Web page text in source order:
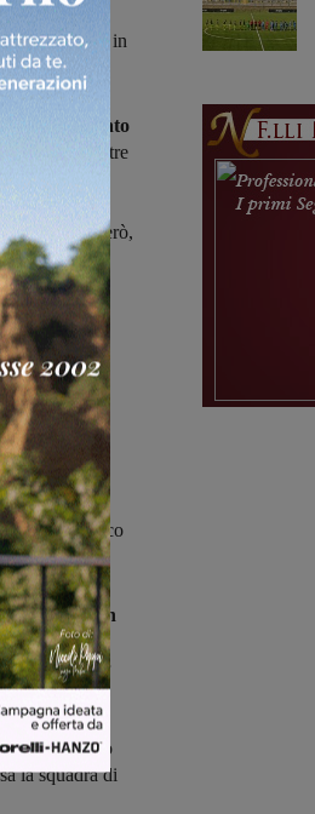
vincere e
stagione in
soltanto
conquistare i tre
e il
che conta, però,
tutto
non sarà
qualche
frenata di
forza del
I fiorentini
utile
della
Ma l’unico
hanno un
poter sfidare
vuol far
Baldaccio
mille e più
a riposo
la squadra di